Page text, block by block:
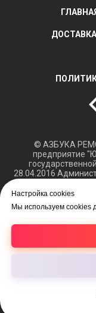
Настройка cookies
Мы используем cookies
© АЗБУКА
предприятие
28.04.2016
Обращаем ваше
информация